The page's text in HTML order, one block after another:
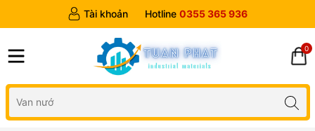
Tài khoản Hotline 0355 365 936
0